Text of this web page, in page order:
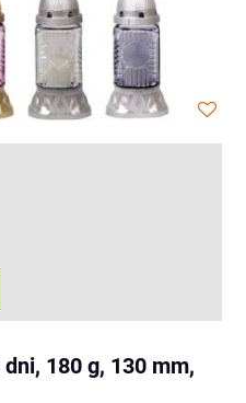
180 g, 130 mm,